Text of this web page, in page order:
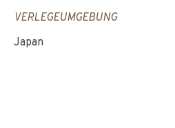
VERLEGEUMGEBUNG
Japan